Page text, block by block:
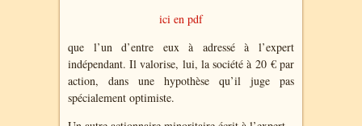
ici en pdf
que l’un d’entre eux à adressé à l’expert
indépendant. Il valorise, lui, la société à 20 € par
action, dans une hypothèse qu’il juge pas
spécialement optimiste.